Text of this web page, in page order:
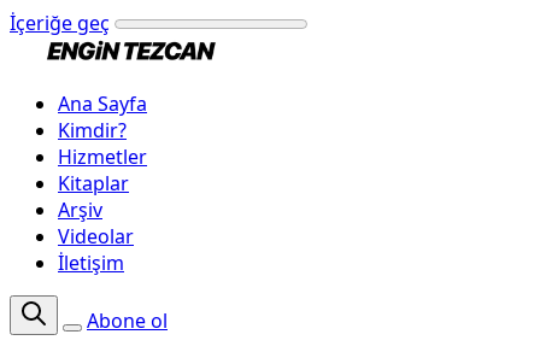
İçeriğe geç
Ana Sayfa
Kimdir?
Hizmetler
Kitaplar
Arşiv
Videolar
İletişim
Abone ol